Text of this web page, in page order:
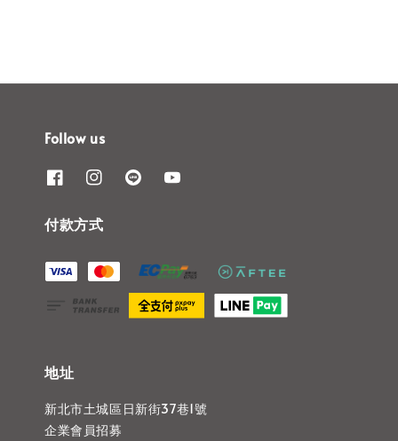
Follow us
付款方式
地址
新北市土城區日新街37巷1號
企業會員招募